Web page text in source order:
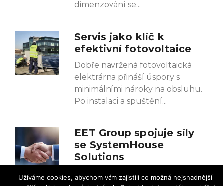
dimenzování se
Servis jako klíč k
efektivní fotovoltaice
Dobře navržená fotovoltaická
elektrárna přináší úspory s
minimálními nároky na obsluhu.
Po instalaci a spuštění
EET Group spojuje síly
se SystemHouse
Solutions
Společnost EET Group, jeden z
Užíváme cookies, abychom vám zajistili co možná nejsnadnější